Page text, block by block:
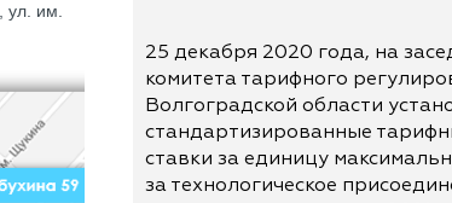
ул. им.
25 декабря 2020 года, на
комитета тарифного
Волгоградской области
стандартизированные
ставки за единицу
за технологическое